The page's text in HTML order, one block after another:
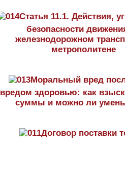
Статья 11.1. Действия,
безопасности
железнодорожном
метрополитене
Моральный вред
вредом здоровью: как
суммы и можно ли
Договор поставки